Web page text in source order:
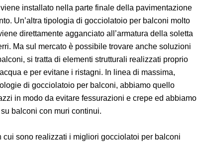
installato nella parte finale della pavimentazione
Un’altra tipologia di gocciolatoio per balconi molto
direttamente agganciato all’armatura della soletta
Ma sul mercato è possibile trovare anche soluzioni
si tratta di elementi strutturali realizzati proprio
e per evitane i ristagni. In linea di massima,
di gocciolatoio per balconi, abbiamo quello
in modo da evitare fessurazioni e crepe ed abbiamo
balconi con muri continui.
cui sono realizzati i migliori gocciolatoi per balconi